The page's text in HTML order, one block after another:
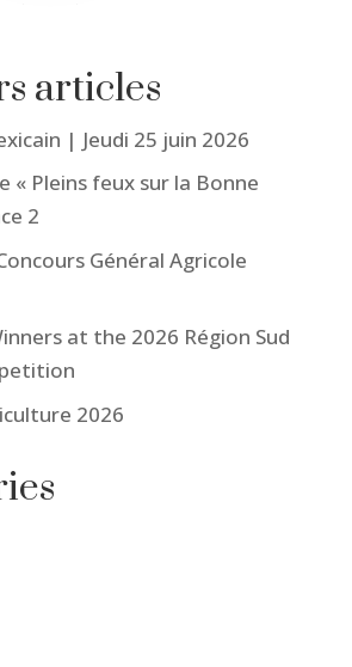
articles
| Jeudi 25 juin 2026
« Pleins feux sur la Bonne
2
Général Agricole
at the 2026 Région Sud
2026